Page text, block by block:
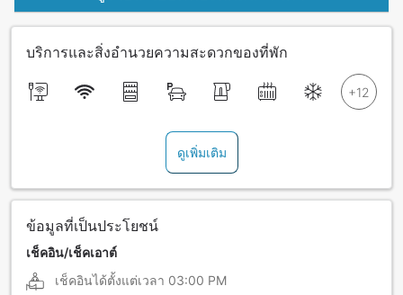
บริการและสิ่งอำนวยความสะดวกของที่พัก
ดูเพิ่มเติม
ข้อมูลที่เป็นประโยชน์
เช็คอิน/เช็คเอาต์
เช็คอินได้ตั้งแต่เวลา 03:00 PM